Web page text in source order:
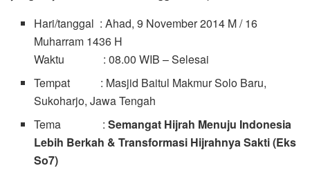
Hari/tanggal : Ahad, 9 November 2014 M / 16
Muharram 1436 H
Waktu : 08.00 WIB – Selesai
Tempat : Masjid Baitul Makmur Solo Baru,
Sukoharjo, Jawa Tengah
Tema :Semangat Hijrah Menuju Indonesia
Lebih Berkah & Transformasi Hijrahnya Sakti (Eks
So7)